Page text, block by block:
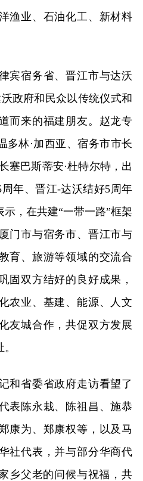
渔业、石油化工、新材料
宿务省、晋江市与达沃
政府和民众以传统仪式和
而来的福建朋友。赵龙专
多林·加西亚、宿务市市长
塞巴斯蒂安·杜特尔特，出
年、晋江-达沃结好5周年
，在共建“一带一路”框架
门市与宿务市、晋江市与
育、旅游等领域的交流合
固双方结好的良好成果，
农业、基建、能源、人文
友城合作，共促双方发展
省委省政府走访看望了
表陈永栽、陈祖昌、施恭
康为、郑康权等，以及马
社代表，并与部分华商代
乡父老的问候与祝福，共